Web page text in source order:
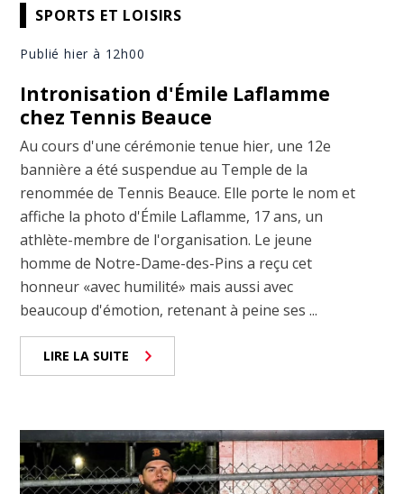
SPORTS ET LOISIRS
Publié hier à 12h00
Intronisation d'Émile Laflamme
chez Tennis Beauce
Au cours d'une cérémonie tenue hier, une 12e
bannière a été suspendue au Temple de la
renommée de Tennis Beauce. Elle porte le nom et
affiche la photo d'Émile Laflamme, 17 ans, un
athlète-membre de l'organisation. Le jeune
homme de Notre-Dame-des-Pins a reçu cet
honneur «avec humilité» mais aussi avec
beaucoup d'émotion, retenant à peine ses ...
LIRE LA SUITE